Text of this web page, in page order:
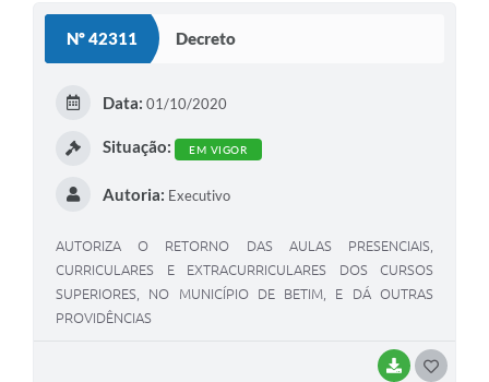
Nº 42311 Decreto
BAIXAR
Data: 01/10/2020
Situação: EM VIGOR
Autoria: Executivo
AUTORIZA O RETORNO DAS AULAS PRESENCIAIS,
CURRICULARES E EXTRACURRICULARES DOS CURSOS
SUPERIORES, NO MUNICÍPIO DE BETIM, E DÁ OUTRAS
PROVIDÊNCIAS